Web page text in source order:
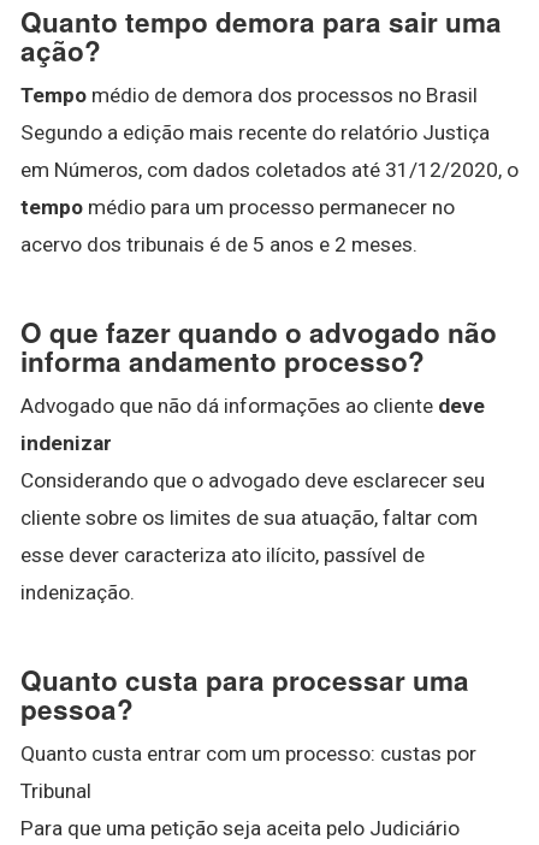
Quanto tempo demora para sair uma
ação?
Tempo médio de demora dos processos no Brasil
Segundo a edição mais recente do relatório Justiça
em Números, com dados coletados até 31/12/2020, o
tempo médio para um processo permanecer no
acervo dos tribunais é de 5 anos e 2 meses.
O que fazer quando o advogado não
informa andamento processo?
Advogado que não dá informações ao cliente deve
indenizar
Considerando que o advogado deve esclarecer seu
cliente sobre os limites de sua atuação, faltar com
esse dever caracteriza ato ilícito, passível de
indenização.
Quanto custa para processar uma
pessoa?
Quanto custa entrar com um processo: custas por
Tribunal
Para que uma petição seja aceita pelo Judiciário